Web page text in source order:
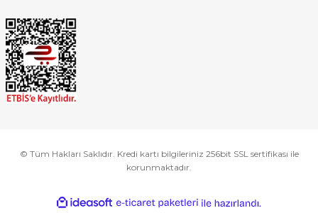
© Tüm Hakları Saklıdır. Kredi kartı bilgileriniz 256bit SSL sertifikası ile
korunmaktadır.
ideasoft
e-